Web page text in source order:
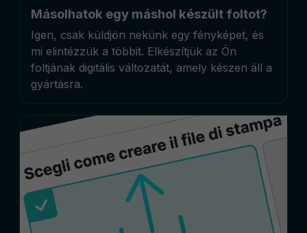
Másolhatok egy máshol készült foltot?
Igen, csak küldjön nekünk egy fényképet, és
mi elintézzük a többit. Elkészítjük az Ön
foltjának digitális változatát, amely készen áll a
gyártásra.